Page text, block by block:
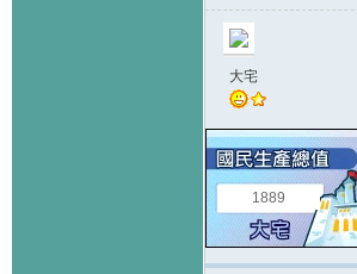
大宅
1889